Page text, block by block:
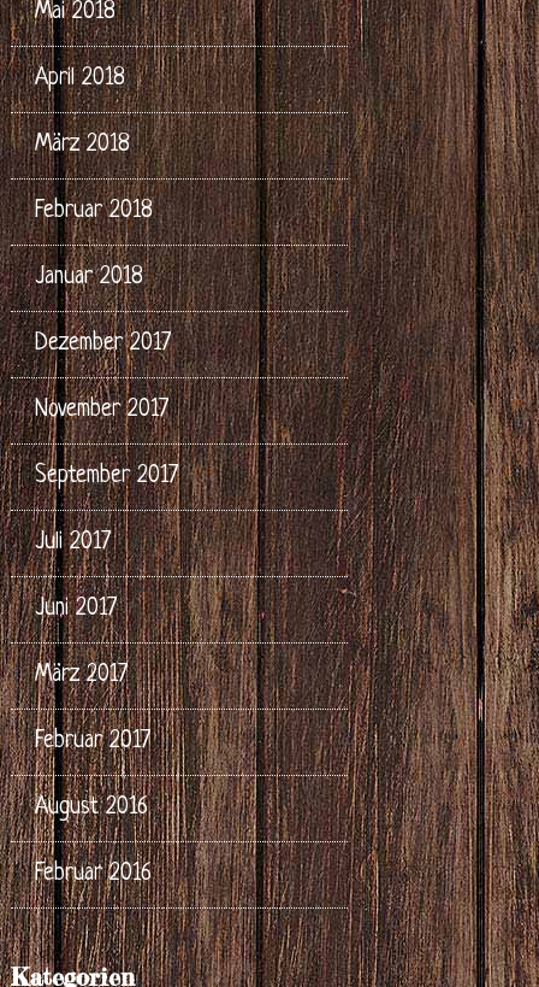
Mai 2018
April 2018
März 2018
Februar 2018
Januar 2018
Dezember 2017
November 2017
September 2017
Juli 2017
Juni 2017
März 2017
Februar 2017
August 2016
Februar 2016
Kategorien